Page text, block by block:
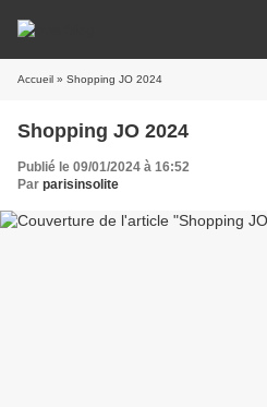
Accueil » Shopping JO 2024
Shopping JO 2024
Publié le 09/01/2024 à 16:52
Par parisinsolite